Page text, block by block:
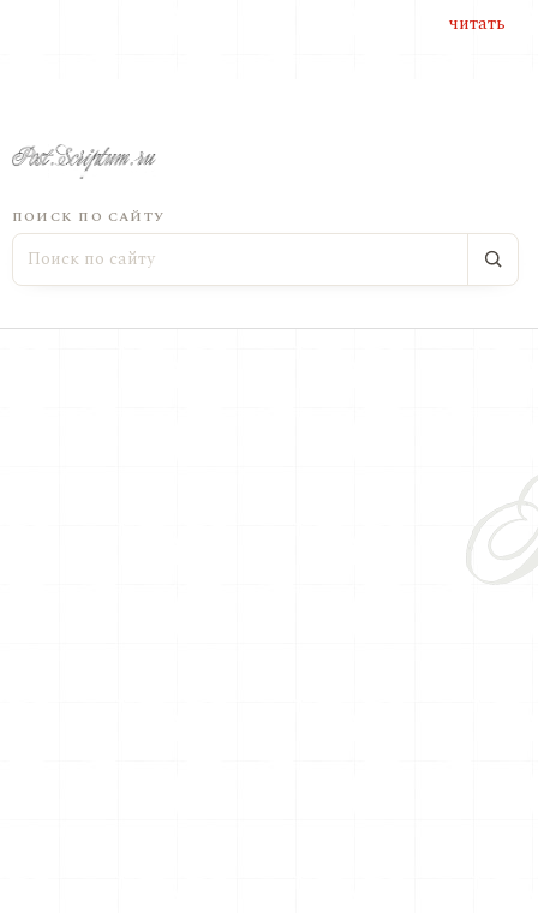
читать
ПОИСК ПО САЙТУ